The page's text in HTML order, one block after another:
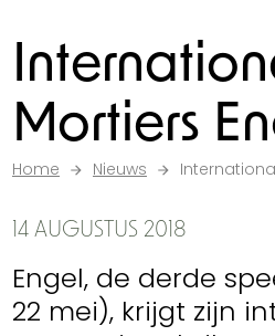
Mortiers
Home Nieuws
14 AUGUSTUS 2018
Engel, de derde
22 mei), krijgt zijn